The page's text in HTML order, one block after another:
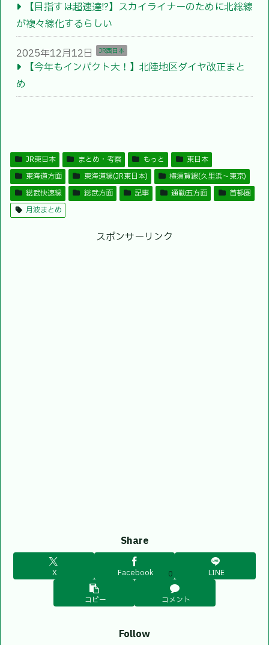
【目指すは超速達!?】スカイライナーのために北総線
が複々線化するらしい
2025年12月12日 JR西日本
【今年もインパクト大！】北陸地区ダイヤ改正まと
め
JR東日本 まとめ・考察 もっと
東日本
東海道方面
東海道線(JR東日本)
横須賀線(久里浜〜東京)
総武快速線
総武方面 記事 通勤五方面
首都圏
月波まとめ
スポンサーリンク
Share
X Facebook 0 LINE
コピー コメント
Follow